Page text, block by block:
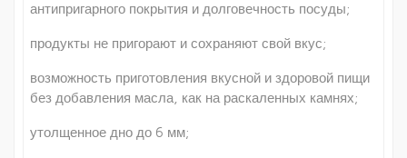
антипригарного покрытия и долговечность посуды;
продукты не пригорают и сохраняют свой вкус;
возможность приготовления вкусной и здоровой пищи
без добавления масла, как на раскаленных камнях;
утолщенное дно до 6 мм;